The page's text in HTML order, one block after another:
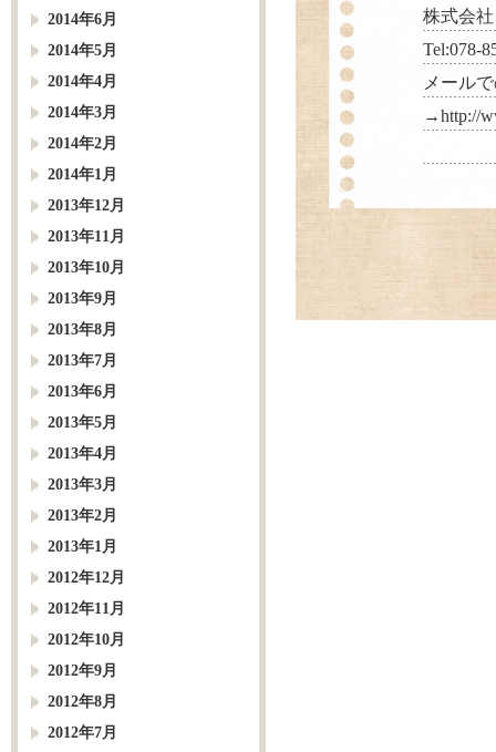
2014年6月
2014年5月
2014年4月
2014年3月
2014年2月
2014年1月
2013年12月
2013年11月
2013年10月
2013年9月
2013年8月
2013年7月
2013年6月
2013年5月
2013年4月
2013年3月
2013年2月
2013年1月
2012年12月
2012年11月
2012年10月
2012年9月
2012年8月
2012年7月
株式会
Tel:078-
メール
→http://